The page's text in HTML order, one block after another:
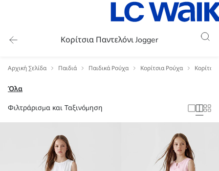
Κορίτσια Παντελόνι Jogger
Αρχική Σελίδα Παιδιά Παιδικά Ρούχα Κορίτσια Ρούχα
Όλα
Φιλτράρισμα και Ταξινόμηση